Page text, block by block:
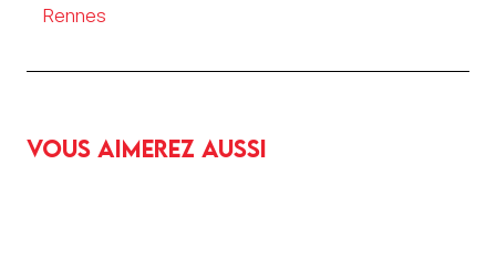
Rennes
Vous aimerez aussi